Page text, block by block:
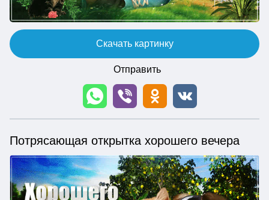
Скачать картинку
Отправить
Потрясающая открытка хорошего вечера